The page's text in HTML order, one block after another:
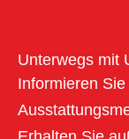
Unterwegs mit
Informieren